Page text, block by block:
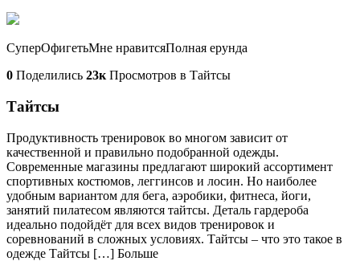
СуперОфигетьМне нравитсяПолная ерунда
0 Поделились 23кПросмотров в Тайтсы
Тайтсы
Продуктивность тренировок во многом зависит от
качественной и правильно подобранной одежды.
Современные магазины предлагают широкий ассортимент
спортивных костюмов, леггинсов и лосин. Но наиболее
удобным вариантом для бега, аэробики, фитнеса, йоги,
занятий пилатесом являются тайтсы. Деталь гардероба
идеально подойдёт для всех видов тренировок и
соревнований в сложных условиях. Тайтсы – что это такое в
одежде Тайтсы […] Больше